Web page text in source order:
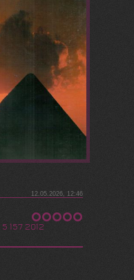
12.05.2026, 12:46
5 157 2012